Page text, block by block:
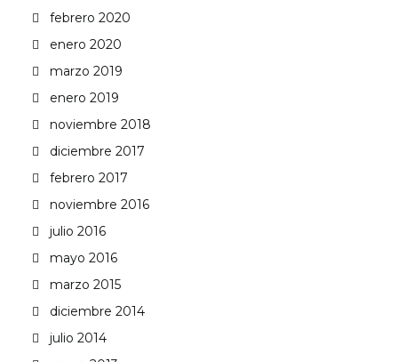
febrero 2020
enero 2020
marzo 2019
enero 2019
noviembre 2018
diciembre 2017
febrero 2017
noviembre 2016
julio 2016
mayo 2016
marzo 2015
diciembre 2014
julio 2014